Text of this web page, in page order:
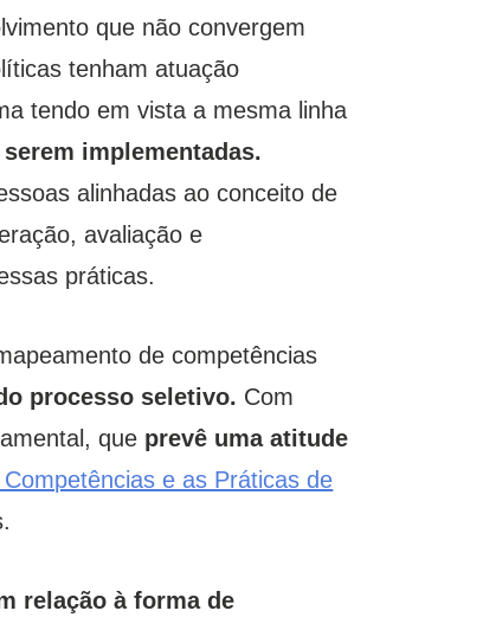
que não convergem
tenham atuação
tendo em vista a mesma linha
implementadas.
alinhadas ao conceito de
avaliação e
práticas.
de competências
processo seletivo. Com
que prevê uma atitude
e as Práticas de
relação à forma de